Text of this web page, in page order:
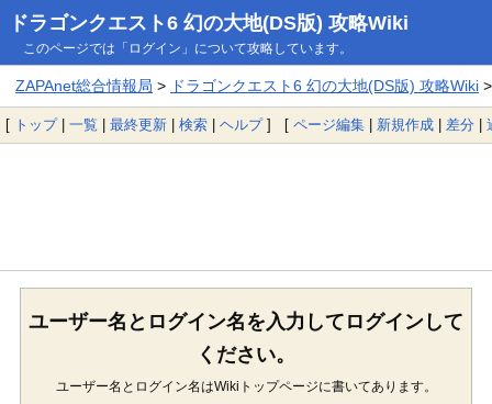
ドラゴンクエスト6 幻の大地(DS版) 攻略Wiki
このページでは「ログイン」について攻略しています。
ZAPAnet総合情報局 > ドラゴンクエスト6 幻の大地(DS版) 攻略Wiki>
[ トップ| 一覧 | 最終更新 | 検索 | ヘルプ] [ ページ編集 | 新規作成 | 差分 |
ユーザー名とログイン名を入力してログインして
ください。
ユーザー名とログイン名はWikiトップページに書いてあります。